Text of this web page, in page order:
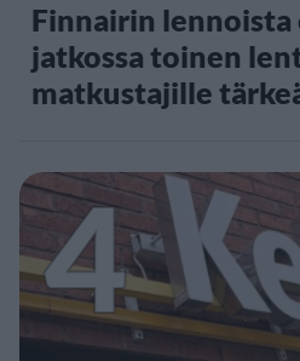
Finnairin lennoista
jatkossa toinen
matkustajille
4